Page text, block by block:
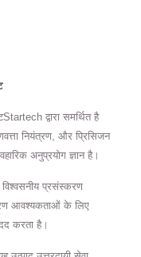
द्वारा समर्थित है
नियंत्रण, और प्रिसिजन
अनुप्रयोग ज्ञान है।
विश्वसनीय प्रसंस्करण
आवश्यकताओं के लिए
करता है।